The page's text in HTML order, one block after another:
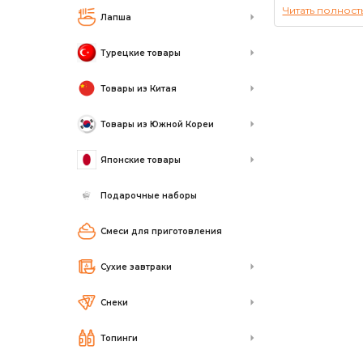
Лапша
Турецкие товары
Товары из Китая
Товары из Южной Кореи
Японские товары
Подарочные наборы
Смеси для приготовления
Сухие завтраки
Снеки
Топинги
Читать